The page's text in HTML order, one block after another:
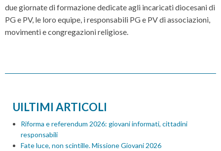
due giornate di formazione dedicate agli incaricati diocesani di
PG e PV, le loro equipe, i responsabili PG e PV di associazioni,
movimenti e congregazioni religiose.
UILTIMI ARTICOLI
Riforma e referendum 2026: giovani informati, cittadini
responsabili
Fate luce, non scintille. Missione Giovani 2026